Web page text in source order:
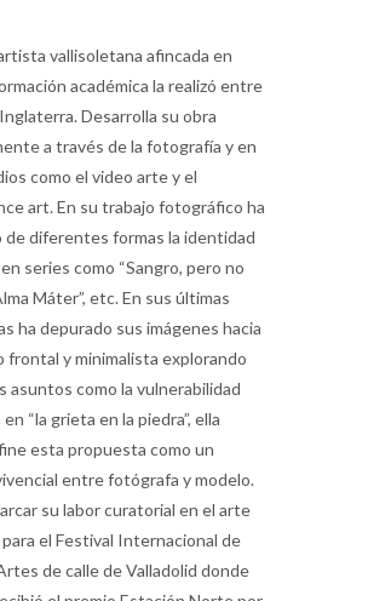
vallisoletana afincada en
académica la realizó entre
Desarrolla su obra
a través de la fotografía y en
como el video arte y el
art. En su trabajo fotográfico ha
de diferentes formas la identidad
series como “Sangro, pero no
Máter”, etc. En sus últimas
ha depurado sus imágenes hacia
frontal y minimalista explorando
asuntos como la vulnerabilidad
“la grieta en la piedra”, ella
esta propuesta como un
entre fotógrafa y modelo.
su labor curatorial en el arte
el Festival Internacional de
de calle de Valladolid donde